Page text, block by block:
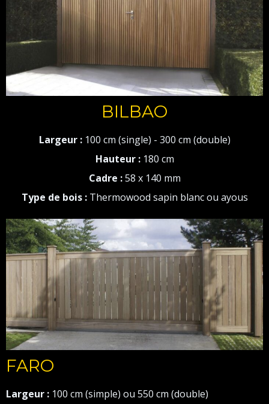
BILBAO
Largeur : 100 cm (single) - 300 cm (double)
Hauteur : 180 cm
Cadre :58 x 140 mm
Type de bois : Thermowood sapin blanc ou ayous
FARO
Largeur : 100 cm (simple) ou 550 cm (double)